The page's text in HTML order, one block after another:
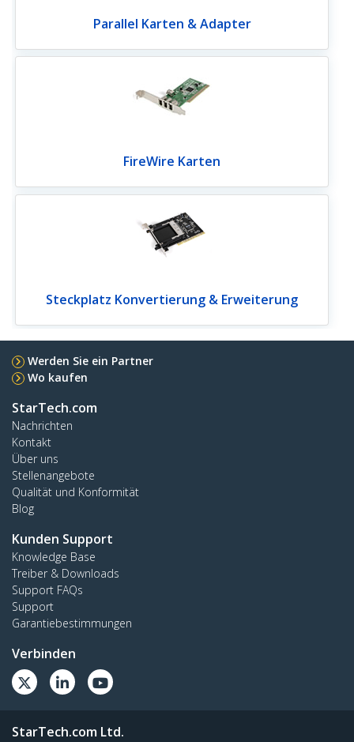
Parallel Karten & Adapter
FireWire Karten
Steckplatz Konvertierung & Erweiterung
Werden Sie ein Partner
Wo kaufen
StarTech.com
Nachrichten
Kontakt
Über uns
Stellenangebote
Qualität und Konformität
Blog
Kunden Support
Knowledge Base
Treiber & Downloads
Support FAQs
Support
Garantiebestimmungen
Verbinden
StarTech.com Ltd.